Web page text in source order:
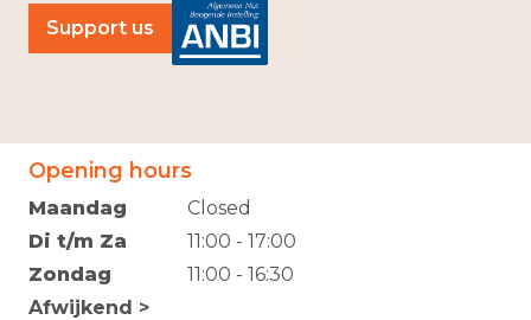
Opening hours
Maandag
Di t/m Za
Zondag
Afwijkend >
Closed
11:00 - 17:00
11:00 - 16:30
Support us